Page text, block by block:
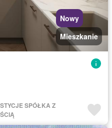
Nowy
Mieszkanie
SPÓŁKA Z